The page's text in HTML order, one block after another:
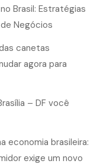
Brasil: Estratégias
Negócios
canetas
agora para
– DF você
economia brasileira:
exige um novo